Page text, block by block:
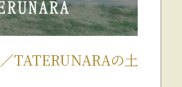
TATERUNARAの土